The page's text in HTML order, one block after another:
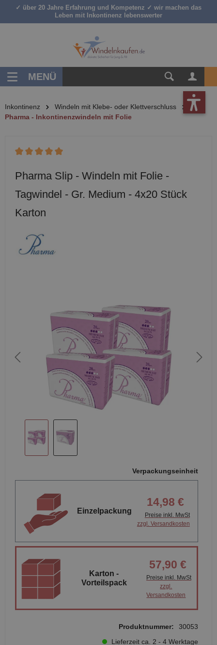
springen
✓ über 20 Jahre Erfahrung und Kompetenz ✓ wir machen das
Leben mit Inkontinenz lebenswerter
MENÜ
Inkontinenz
Windeln mit Klebe- oder Klettverschluss
Pharma - Inkontinenzwindeln mit Folie
Pharma Slip - Windeln mit Folie -
Tagwindel - Gr. Medium - 4x20 Stück
Karton
Produktnummer:
30053
Lieferzeit ca. 2 - 4 Werktage
Verpackungseinheit
Einzelpackung
14,98 €
Preise inkl. MwSt
zzgl. Versandkosten
Karton -
Vorteilspack
57,90 €
Preise inkl. MwSt
zzgl.
Versandkosten